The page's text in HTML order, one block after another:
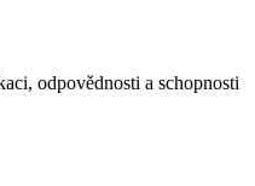
odpovědnosti a schopnosti